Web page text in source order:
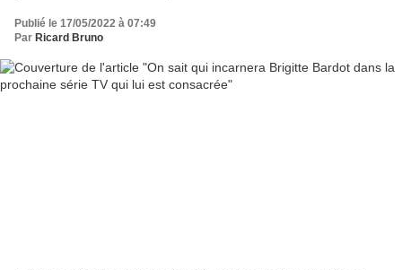
Publié le 17/05/2022 à 07:49
Par Ricard Bruno